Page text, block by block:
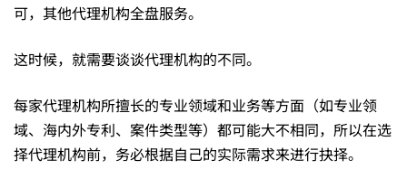
法
院
——
可，其他代理机构全盘服务。
这时候，就需要谈谈代理机构的不同。
每家代理机构所擅长的专业领域和业务等方面（如专业领
域、海内外专利、案件类型等）都可能大不相同，所以在选
择代理机构前，务必根据自己的实际需求来进行抉择。